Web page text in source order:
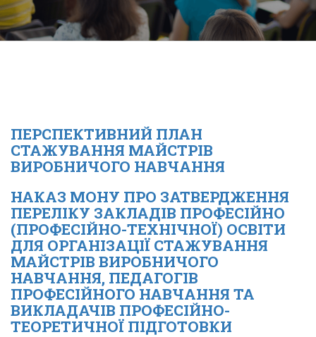
ПЕРСПЕКТИВНИЙ ПЛАН
СТАЖУВАННЯ МАЙСТРІВ
ВИРОБНИЧОГО НАВЧАННЯ
НАКАЗ МОНУ ПРО ЗАТВЕРДЖЕННЯ
ПЕРЕЛІКУ ЗАКЛАДІВ ПРОФЕСІЙНО
(ПРОФЕСІЙНО-ТЕХНІЧНОЇ) ОСВІТИ
ДЛЯ ОРГАНІЗАЦІЇ СТАЖУВАННЯ
МАЙСТРІВ ВИРОБНИЧОГО
НАВЧАННЯ, ПЕДАГОГІВ
ПРОФЕСІЙНОГО НАВЧАННЯ ТА
ВИКЛАДАЧІВ ПРОФЕСІЙНО-
ТЕОРЕТИЧНОЇ ПІДГОТОВКИ